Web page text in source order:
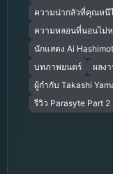
ความน่ากลัวที่คุณหนี
ความหลอนที่นอนไม่
นักแสดง Ai
บทภาพยนตร์
ผลง
ผู้กำกับ Takashi
รีวิว Parasyte Part 2